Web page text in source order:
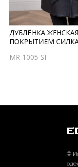
ДУБЛЁНКА
ПОКРЫТИЕМ
MR-1005-SI
©